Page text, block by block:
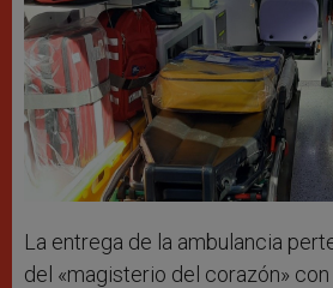
La entrega de la ambulancia
del «magisterio del corazón»